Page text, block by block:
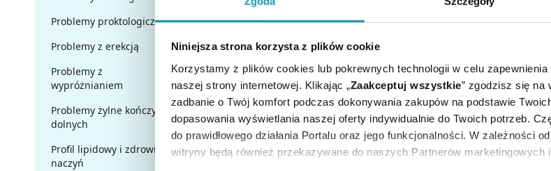
Niniejsza strona korzysta z plików cookie
Korzystamy z plików cookies lub pokrewnych technologii w celu
naszej strony internetowej. Klikając „Zaakceptuj wszystkie” zgodzisz się na
zadbanie o Twój komfort podczas dokonywania zakupów na podstawie
dopasowania wyświetlania naszej oferty indywidualnie do Twoich potrzeb.
do prawidłowego działania Portalu oraz jego funkcjonalności. W zależności
witryny będą również przekazywane do naszych Partnerów marketingowych
Problemy proktologiczne
Problemy z erekcją
Problemy z
wypróżnianiem
Problemy żylne kończyn
dolnych
Profil lipidowy i zdrowie
naczyń
proteiny jedwabiu. Dobrym rozwiązaniem wydają się kremy
się je kobietom w ciąży oraz karmiącym piersią.
Maści na rozstępy
Maść na rozstępy zazwyczaj zawiera te same substancje
charakteryzuje się mocniejszym działaniem. Można ją nabyć
komórkowej. Preparaty na rozstępy przynoszą najlepsze
najprostszy sposób na masaż ciała i poprawę jego ukrwienia.
którego skład został starannie przemyślany.